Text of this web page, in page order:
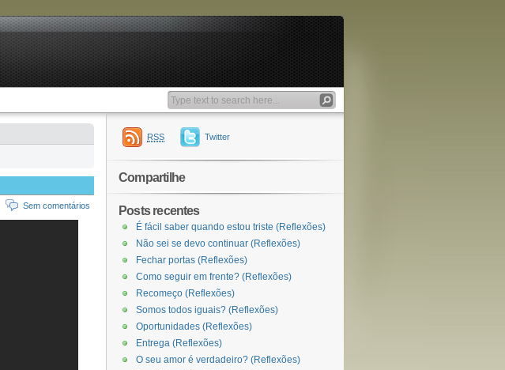
Sem comentários
RSS Twitter
Compartilhe
Posts recentes
É fácil saber quando estou triste (Reflexões)
Não sei se devo continuar (Reflexões)
Fechar portas (Reflexões)
Como seguir em frente? (Reflexões)
Recomeço (Reflexões)
Somos todos iguais? (Reflexões)
Oportunidades (Reflexões)
Entrega (Reflexões)
O seu amor é verdadeiro? (Reflexões)